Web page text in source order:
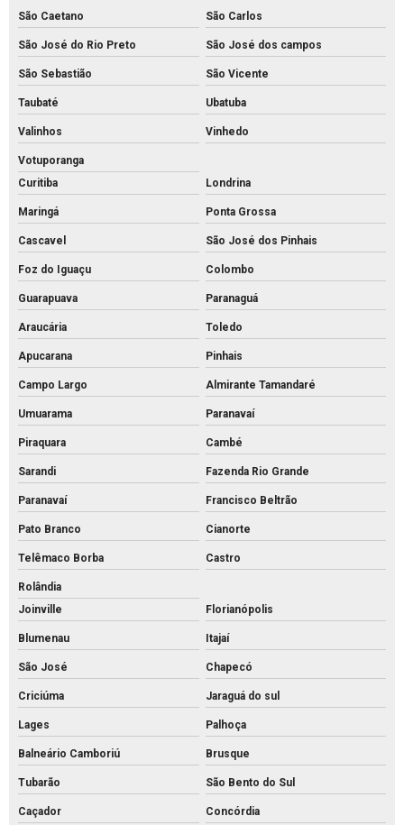
Piso pvs concreto
Piso tátil de concreto 25x25
Piso tátil concreto preço m2
Piso tátil de concreto preço
Piso tátil concreto venda
Piso tátil de concreto
Piso tátil direcional concreto
Pisos intertravados de concreto venda
Preço bloco de concreto 14x19x39
Preço bloco de concreto 9x19x39
Preço bloco de concreto para muro
Preço bloco de concreto
Preço de bloco intertravado de concreto
Preço do piso intertravado
Preço de piso intertravado de concreto
Pvs artefatos de concreto
Pvs concreto preço
Pvs concreto rs
Pvs concreto valor
Pvs concreto
São Caetano São Carlos
São José do Rio Preto São José dos campos
São Sebastião São Vicente
Taubaté Ubatuba
Valinhos Vinhedo
Votuporanga
Curitiba
Londrina
Maringá Ponta Grossa
Cascavel São José dos Pinhais
Foz do Iguaçu Colombo
Guarapuava Paranaguá
Araucária Toledo
Apucarana Pinhais
Campo Largo Almirante Tamandaré
Umuarama Paranavaí
Piraquara Cambé
Sarandi Fazenda Rio Grande
Paranavaí Francisco Beltrão
Pato Branco Cianorte
Telêmaco Borba Castro
Rolândia
Joinville
Florianópolis
Blumenau Itajaí
São José Chapecó
Criciúma Jaraguá do sul
Lages Palhoça
Balneário Camboriú Brusque
Tubarão São Bento do Sul
Caçador Concórdia